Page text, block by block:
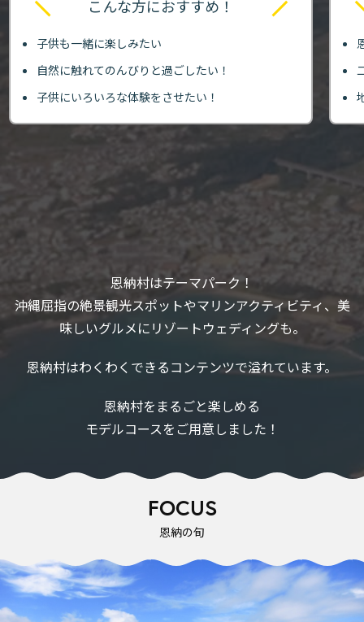
恩納村はテーマパーク！
沖縄屈指の絶景観光スポットやマリンアクティビティ、美
味しいグルメにリゾートウェディングも。
恩納村はわくわくできるコンテンツで溢れています。
恩納村をまるごと楽しめる
モデルコースをご用意しました！
こんな方におすすめ！
子供も一緒に楽しみたい
自然に触れてのんびりと過ごしたい！
子供にいろいろな体験をさせたい！
FOCUS
恩納の旬